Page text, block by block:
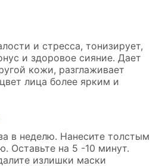
и стресса, тонизирует,
и здоровое сияние. Дает
кожи, разглаживает
лица более ярким и
в неделю. Нанесите толстым
Оставьте на 5 -10 минут.
излишки маски